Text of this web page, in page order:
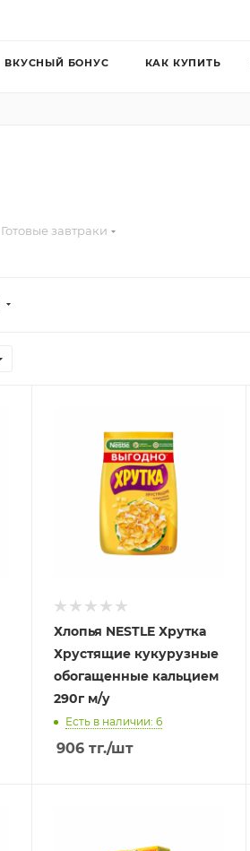
ВКУСНЫЙ БОНУС КАК КУПИТЬ
Готовые завтраки
Хлопья NESTLE Хрутка
Хрустящие кукурузные
обогащенные кальцием
290г м/у
Есть в наличии: 6
906тг./шт